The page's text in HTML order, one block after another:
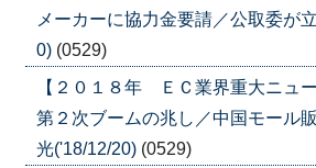
メーカーに協力金要請／公取委が
0) (0529)
【２０１８年 ＥＣ業界重大ニュ
第２次ブームの兆し／中国モール
光('18/12/20) (0529)